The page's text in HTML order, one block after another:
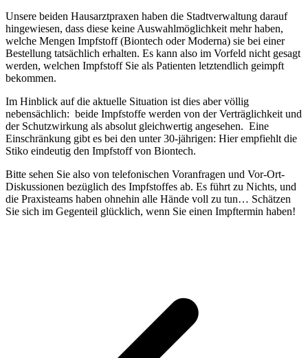
Unsere beiden Hausarztpraxen haben die Stadtverwaltung darauf
hingewiesen, dass diese keine Auswahlmöglichkeit mehr haben,
welche Mengen Impfstoff (Biontech oder Moderna) sie bei einer
Bestellung tatsächlich erhalten. Es kann also im Vorfeld nicht gesagt
werden, welchen Impfstoff Sie als Patienten letztendlich geimpft
bekommen.
Im Hinblick auf die aktuelle Situation ist dies aber völlig
nebensächlich: beide Impfstoffe werden von der Verträglichkeit und
der Schutzwirkung als absolut gleichwertig angesehen. Eine
Einschränkung gibt es bei den unter 30-jährigen: Hier empfiehlt die
Stiko eindeutig den Impfstoff von Biontech.
Bitte sehen Sie also von telefonischen Voranfragen und Vor-Ort-
Diskussionen bezüglich des Impfstoffes ab. Es führt zu Nichts, und
die Praxisteams haben ohnehin alle Hände voll zu tun… Schätzen
Sie sich im Gegenteil glücklich, wenn Sie einen Impftermin haben!